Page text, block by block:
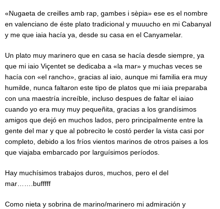
«Nugaeta de creilles amb rap, gambes i sèpia» ese es el nombre
en valenciano de éste plato tradicional y muuucho en mi Cabanyal
y me que iaia hacía ya, desde su casa en el Canyamelar.
Un plato muy marinero que en casa se hacía desde siempre, ya
que mi iaio Viçentet se dedicaba a «la mar» y muchas veces se
hacía con «el rancho», gracias al iaio, aunque mi familia era muy
humilde, nunca faltaron este tipo de platos que mi iaia preparaba
con una maestría increíble, incluso despues de faltar el iaiao
cuando yo era muy muy pequeñita, gracias a los grandísimos
amigos que dejó en muchos lados, pero principalmente entre la
gente del mar y que al pobrecito le costó perder la vista casi por
completo, debido a los fríos vientos marinos de otros paises a los
que viajaba embarcado por larguísimos períodos.
Hay muchísimos trabajos duros, muchos, pero el del
mar…….bufffff
Como nieta y sobrina de marino/marinero mi admiración y